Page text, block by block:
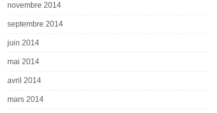
novembre 2014
septembre 2014
juin 2014
mai 2014
avril 2014
mars 2014